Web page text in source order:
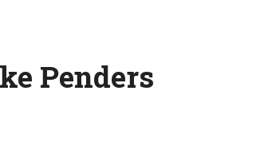
Penders